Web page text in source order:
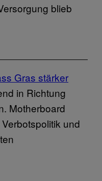
blieb
Gras stärker
in Richtung
Motherboard
und